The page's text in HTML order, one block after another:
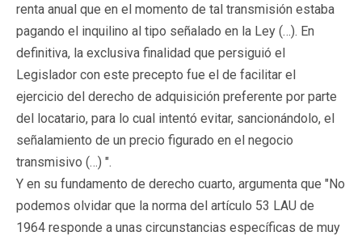
renta anual que en el momento de tal transmisión estaba
pagando el inquilino al tipo señalado en la Ley (…). En
definitiva, la exclusiva finalidad que persiguió el
Legislador con este precepto fue el de facilitar el
ejercicio del derecho de adquisición preferente por parte
del locatario, para lo cual intentó evitar, sancionándolo, el
señalamiento de un precio figurado en el negocio
transmisivo (…) ".
Y en su fundamento de derecho cuarto, argumenta que "No
podemos olvidar que la norma del artículo 53 LAU de
1964 responde a unas circunstancias específicas de muy